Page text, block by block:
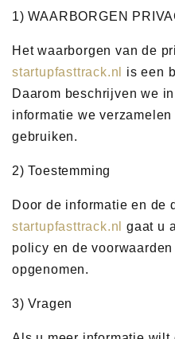
1) WAARBORGEN
Het waarborgen van de
startupfasttrack.nl
is een
Daarom beschrijven we
informatie we
gebruiken.
2) Toestemming
Door de informatie en de
startupfasttrack.nl
gaat u
policy en de
opgenomen.
3) Vragen